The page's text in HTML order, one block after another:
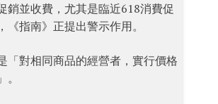
銷並收費，尤其是臨近618消費促
《指南》正提出警示作用。
「對相同商品的經營者，實行價格